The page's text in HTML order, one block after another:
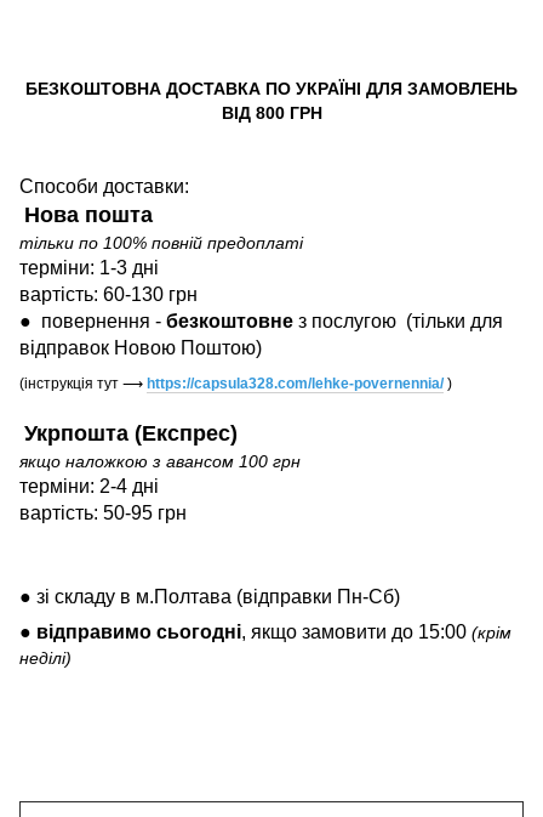
БЕЗКОШТОВНА ДОСТАВКА ПО УКРАЇНІ ДЛЯ ЗАМОВЛЕНЬ
ВІД 800 ГРН
Способи доставки:
Нова пошта
тільки по 100% повній предоплаті
терміни: 1-3 дні
вартість: 60-130 грн
● повернення - безкоштовне з послугою (тільки для
відправок Новою Поштою)
(інструкція тут ⟶ https://capsula328.com/lehke-povernennia/)
Укрпошта (Експрес)
якщо наложкою з авансом 100 грн
терміни: 2-4 дні
вартість: 50-95 грн
● зі складу в м.Полтава (відправки Пн-Сб)
● відправимо сьогодні, якщо замовити до 15:00 (крім
неділі)